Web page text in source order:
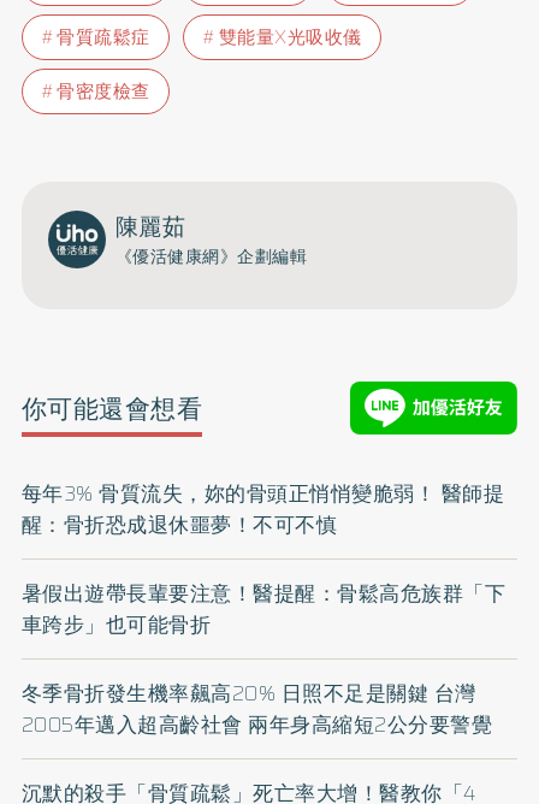
骨質疏鬆症
雙能量X光吸收儀
骨密度檢查
陳麗茹
《優活健康網》企劃編輯
你可能還會想看
每年3% 骨質流失，妳的骨頭正悄悄變脆弱！ 醫師提
醒：骨折恐成退休噩夢！不可不慎
暑假出遊帶長輩要注意！醫提醒：骨鬆高危族群「下
車跨步」也可能骨折
冬季骨折發生機率飆高20% 日照不足是關鍵 台灣
2005年邁入超高齡社會 兩年身高縮短2公分要警覺
沉默的殺手「骨質疏鬆」死亡率大增！醫教你「4